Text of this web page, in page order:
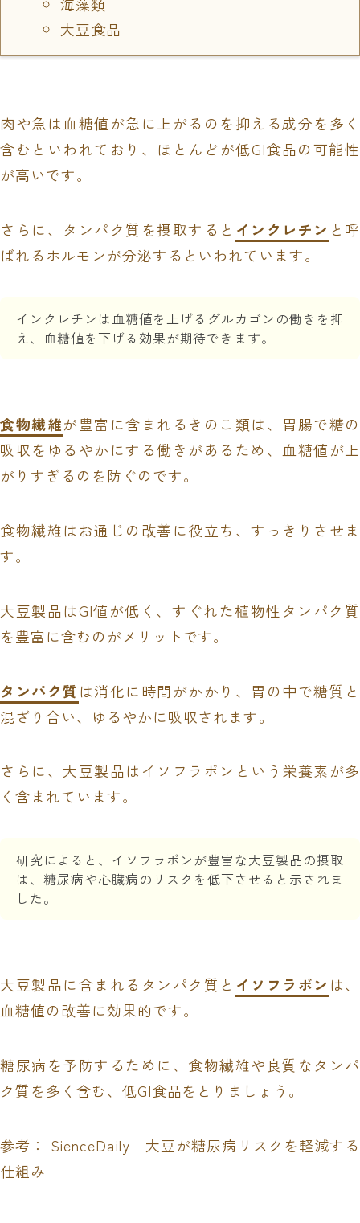
大豆食品
肉や魚は血糖値が急に上がるのを抑える成分を多く
含むといわれており、ほとんどが低GI食品の可能性
が高いです。
さらに、タンパク質を摂取すると インクレチン と呼
ばれるホルモンが分泌するといわれています。
インクレチンは血糖値を上げるグルカゴンの働きを抑
え、血糖値を下げる効果が期待できます。
食物繊維が豊富に含まれるきのこ類は、胃腸で糖の
吸収をゆるやかにする働きがあるため、血糖値が上
がりすぎるのを防ぐのです。
食物繊維はお通じの改善に役立ち、すっきりさせま
す。
大豆製品はGI値が低く、すぐれた植物性タンパク質
を豊富に含むのがメリットです。
タンパク質は消化に時間がかかり、胃の中で糖質と
混ざり合い、ゆるやかに吸収されます。
さらに、大豆製品はイソフラボンという栄養素が多
く含まれています。
研究によると、イソフラボンが豊富な大豆製品の摂取
は、糖尿病や心臓病のリスクを低下させると示されま
した。
大豆製品に含まれるタンパク質と イソフラボン は、
血糖値の改善に効果的です。
糖尿病を予防するために、食物繊維や良質なタンパ
ク質を多く含む、低GI食品をとりましょう。
参考：
SienceDaily 大豆が糖尿病リスクを軽減する
仕組み